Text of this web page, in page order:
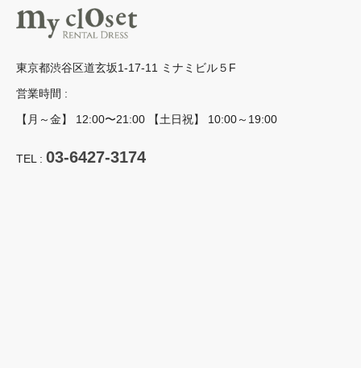
東京都渋谷区道玄坂1-17-11 ミナミビル５F
営業時間 :
【月～金】 12:00〜21:00 【土日祝】 10:00～19:00
TEL : 03-6427-3174